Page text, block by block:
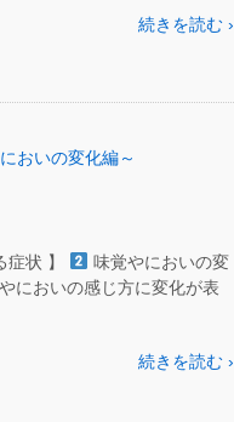
続きを読む ›
おいの変化編～
症状 】
味覚やにおいの変
においの感じ方に変化が表
続きを読む ›